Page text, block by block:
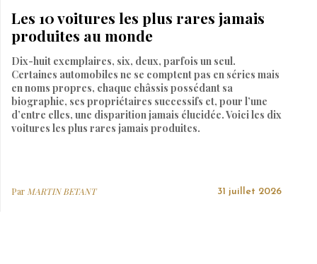
Les 10 voitures les plus rares jamais
produites au monde
Dix-huit exemplaires, six, deux, parfois un seul.
Certaines automobiles ne se comptent pas en séries mais
en noms propres, chaque châssis possédant sa
biographie, ses propriétaires successifs et, pour l’une
d’entre elles, une disparition jamais élucidée. Voici les dix
voitures les plus rares jamais produites.
ParMARTIN BETANT 31 juillet 2026